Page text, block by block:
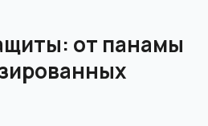
от панамы